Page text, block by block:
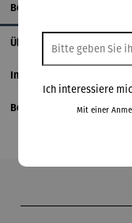
Beschreibung
Über den Künstler
Informationen zum
Bewertungen
Ich interessiere
Mit einer